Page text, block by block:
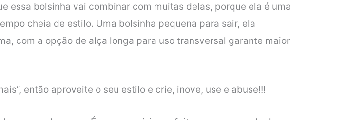
essa bolsinha vai combinar com muitas delas, porque ela é uma
cheia de estilo. Uma bolsinha pequena para sair, ela
com a opção de alça longa para uso transversal garante maior
então aproveite o seu estilo e crie, inove, use e abuse!!!